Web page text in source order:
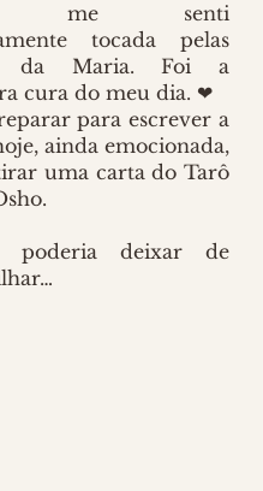
me senti
tocada pelas
da Maria. Foi a
cura do meu dia. ❤
para escrever a
ainda emocionada,
uma carta do Tarô
poderia deixar de